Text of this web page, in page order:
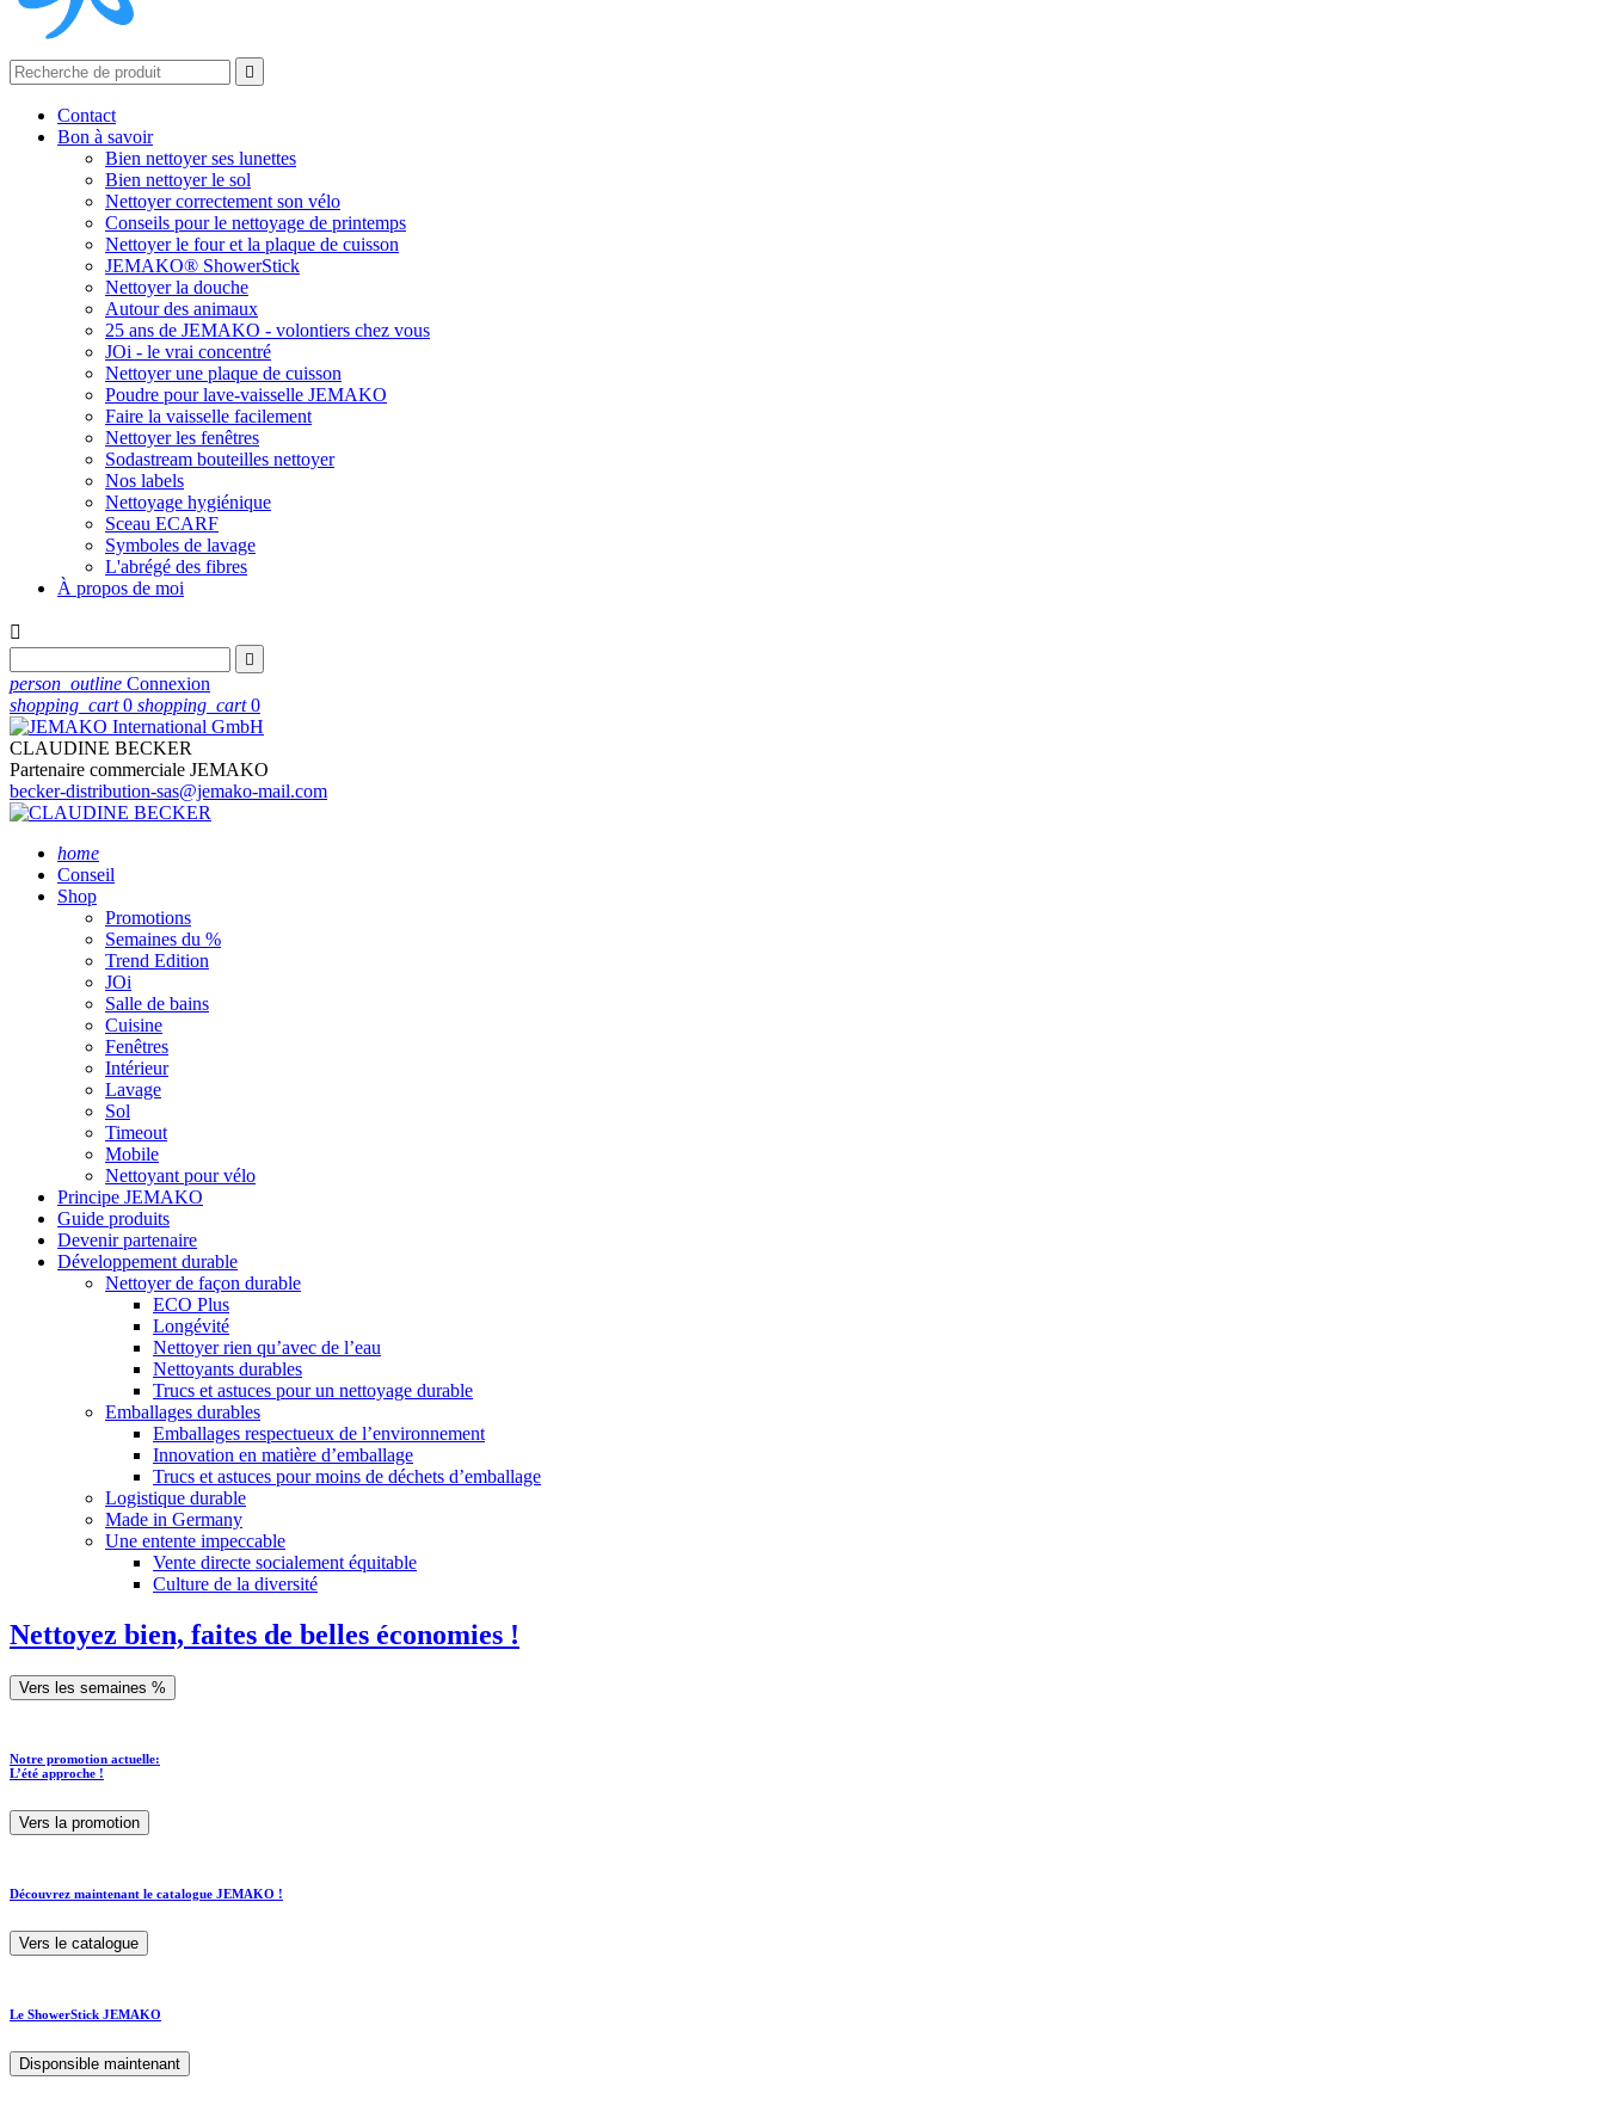

Contact
Bon à savoir
Bien nettoyer ses lunettes
Bien nettoyer le sol
Nettoyer correctement son vélo
Conseils pour le nettoyage de printemps
Nettoyer le four et la plaque de cuisson
JEMAKO® ShowerStick
Nettoyer la douche
Autour des animaux
25 ans de JEMAKO - volontiers chez vous
JOi - le vrai concentré
Nettoyer une plaque de cuisson
Poudre pour lave-vaisselle JEMAKO
Faire la vaisselle facilement
Nettoyer les fenêtres
Sodastream bouteilles nettoyer
Nos labels
Nettoyage hygiénique
Sceau ECARF
Symboles de lavage
L'abrégé des fibres
À propos de moi


person_outline Connexion
shopping_cart 0 shopping_cart 0
CLAUDINE BECKER
Partenaire commerciale JEMAKO
becker-distribution-sas@jemako-mail.com
home
Conseil
Shop
Promotions
Semaines du %
Trend Edition
JOi
Salle de bains
Cuisine
Fenêtres
Intérieur
Lavage
Sol
Timeout
Mobile
Nettoyant pour vélo
Principe JEMAKO
Guide produits
Devenir partenaire
Développement durable
Nettoyer de façon durable
ECO Plus
Longévité
Nettoyer rien qu’avec de l’eau
Nettoyants durables
Trucs et astuces pour un nettoyage durable
Emballages durables
Emballages respectueux de l’environnement
Innovation en matière d’emballage
Trucs et astuces pour moins de déchets d’emballage
Logistique durable
Made in Germany
Une entente impeccable
Vente directe socialement équitable
Culture de la diversité
Nettoyez bien, faites de belles économies !
Vers les semaines %
Notre promotion actuelle:
L’été approche !
Vers la promotion
Découvrez maintenant le catalogue JEMAKO !
Vers le catalogue
Le ShowerStick JEMAKO
Disponsible maintenant